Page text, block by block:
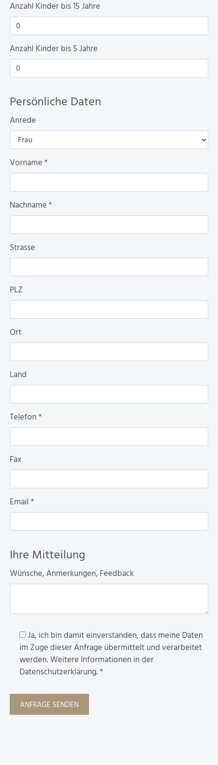
Anzahl Kinder bis 15 Jahre
Anzahl Kinder bis 5 Jahre
Persönliche Daten
Anrede
Vorname *
Nachname *
Strasse
PLZ
Ort
Land
Telefon *
Fax
Email *
Ihre Mitteilung
Wünsche, Anmerkungen, Feedback
Ja, ich bin damit einverstanden, dass meine Daten
im Zuge dieser Anfrage übermittelt und verarbeitet
werden. Weitere Informationen in der
Datenschutzerklärung.*
ANFRAGE SENDEN